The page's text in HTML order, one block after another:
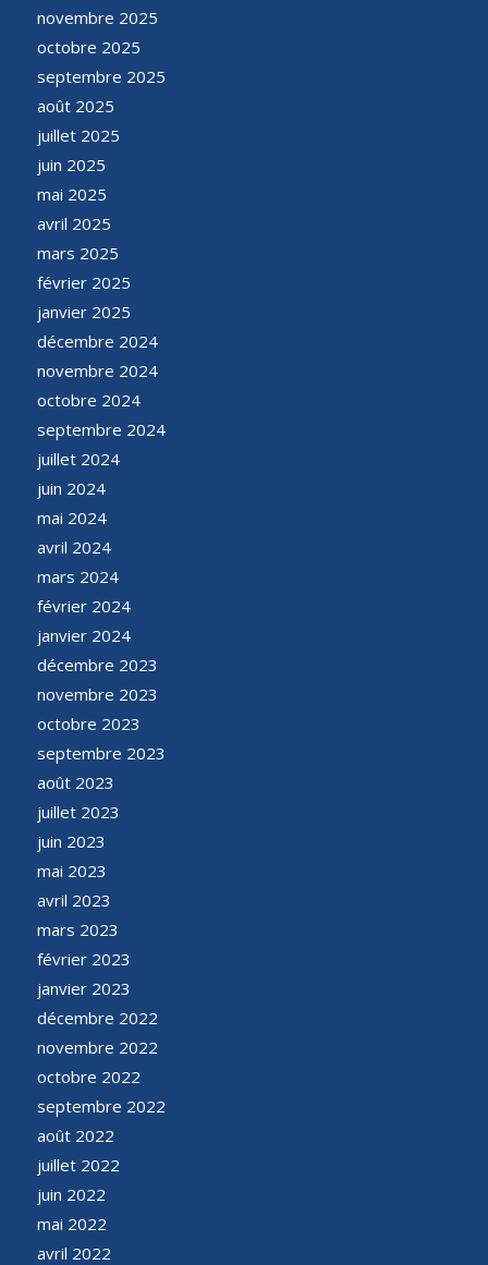
novembre 2025
octobre 2025
septembre 2025
août 2025
juillet 2025
juin 2025
mai 2025
avril 2025
mars 2025
février 2025
janvier 2025
décembre 2024
novembre 2024
octobre 2024
septembre 2024
juillet 2024
juin 2024
mai 2024
avril 2024
mars 2024
février 2024
janvier 2024
décembre 2023
novembre 2023
octobre 2023
septembre 2023
août 2023
juillet 2023
juin 2023
mai 2023
avril 2023
mars 2023
février 2023
janvier 2023
décembre 2022
novembre 2022
octobre 2022
septembre 2022
août 2022
juillet 2022
juin 2022
mai 2022
avril 2022